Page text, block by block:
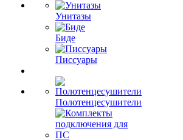
Унитазы
Биде
Писсуары
Полотенцесушители